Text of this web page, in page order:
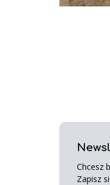
Chcesz
Zapisz